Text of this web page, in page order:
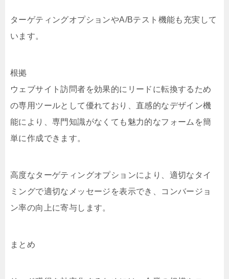
ターゲティングオプションやA/Bテスト機能も充実して
います。
根拠
ウェブサイト訪問者を効果的にリードに転換するため
の専用ツールとして優れており、直感的なデザイン機
能により、専門知識がなくても魅力的なフォームを簡
単に作成できます。
高度なターゲティングオプションにより、適切なタイ
ミングで適切なメッセージを表示でき、コンバージョ
ン率の向上に寄与します。
まとめ